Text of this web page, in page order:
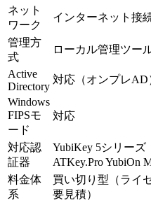
ネット
ワーク
インターネット接
管理方
式
ローカル管理ツー
Active
Directory
対応（オンプレAD
Windows
FIPSモ
ード
対応
対応認
証器
YubiKey 5シリーズ
ATKey.Pro YubiOn
料金体
系
買い切り型（ライ
要見積）